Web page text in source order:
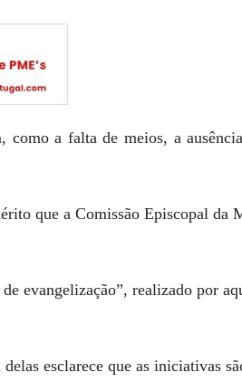
a falta de meios, a
que a Comissão Episcopal da
evangelização”, realizado por
esclarece que as iniciativas